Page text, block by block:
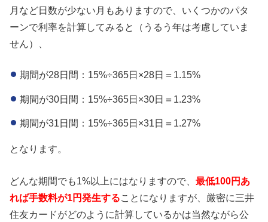
月など日数が少ない月もありますので、いくつかのパタ
ーンで利率を計算してみると（うるう年は考慮していま
せん）、
期間が28日間：15%÷365日×28日＝1.15%
期間が30日間：15%÷365日×30日＝1.23%
期間が31日間：15%÷365日×31日＝1.27%
となります。
どんな期間でも1%以上にはなりますので、最低100円あ
れば手数料が1円発生することになりますが、厳密に三井
住友カードがどのように計算しているかは当然ながら公